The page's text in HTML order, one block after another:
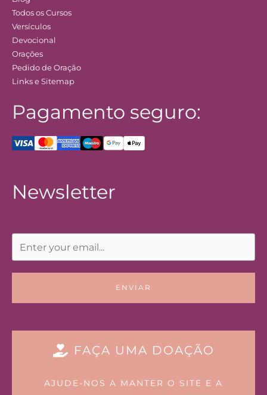
Todos os Cursos
Versículos
Devocional
Orações
Pedido de Oração
Links e Sitemap
Pagamento seguro:
Newsletter
ENVIAR
FAÇA UMA DOAÇÃO
AJUDE-NOS A MANTER O SITE E A